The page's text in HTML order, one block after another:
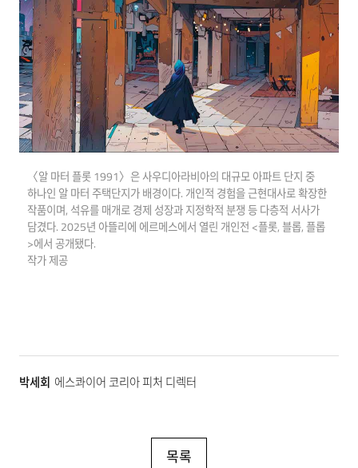
〈알 마터 플롯 1991〉은 사우디아라비아의 대규모 아파트 단지 중
하나인 알 마터 주택단지가 배경이다. 개인적 경험을 근현대사로 확장한
작품이며, 석유를 매개로 경제 성장과 지정학적 분쟁 등 다층적 서사가
담겼다. 2025년 아뜰리에 에르메스에서 열린 개인전 <플롯, 블롭, 플롭
>에서 공개됐다.
작가 제공
박세회 에스콰이어 코리아 피처 디렉터
목록